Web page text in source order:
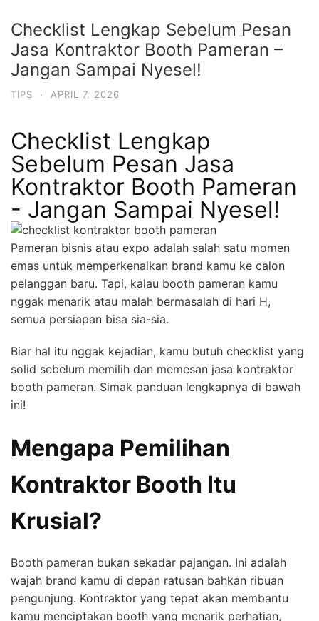
Checklist Lengkap Sebelum Pesan
Jasa Kontraktor Booth Pameran –
Jangan Sampai Nyesel!
TIPS · APRIL 7, 2026
Checklist Lengkap
Sebelum Pesan Jasa
Kontraktor Booth Pameran
- Jangan Sampai Nyesel!
Pameran bisnis atau expo adalah salah satu momen
emas untuk memperkenalkan brand kamu ke calon
pelanggan baru. Tapi, kalau booth pameran kamu
nggak menarik atau malah bermasalah di hari H,
semua persiapan bisa sia-sia.
Biar hal itu nggak kejadian, kamu butuh checklist yang
solid sebelum memilih dan memesan jasa kontraktor
booth pameran. Simak panduan lengkapnya di bawah
ini!
Mengapa Pemilihan
Kontraktor Booth Itu
Krusial?
Booth pameran bukan sekadar pajangan. Ini adalah
wajah brand kamu di depan ratusan bahkan ribuan
pengunjung. Kontraktor yang tepat akan membantu
kamu menciptakan booth yang menarik perhatian,